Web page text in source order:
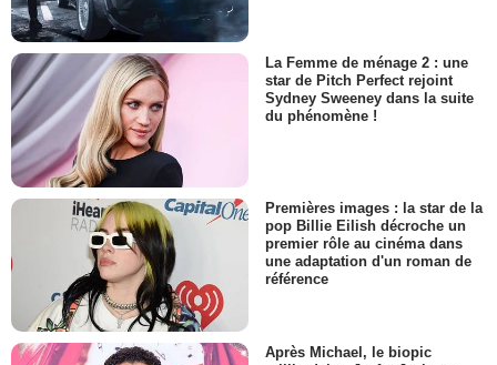
La Femme de ménage 2 : une
star de Pitch Perfect rejoint
Sydney Sweeney dans la suite
du phénomène !
Premières images : la star de la
pop Billie Eilish décroche un
premier rôle au cinéma dans
une adaptation d'un roman de
référence
Après Michael, le biopic